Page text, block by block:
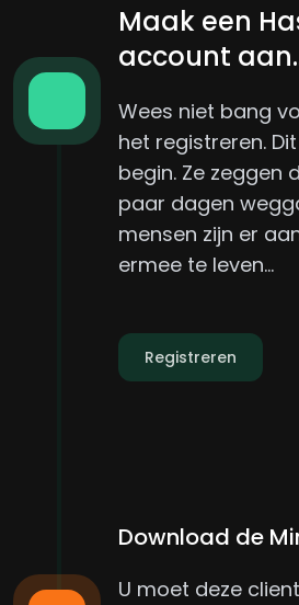
Maak een
account
Wees niet bang
het registreren.
begin. Ze zeggen
paar dagen
mensen zijn er
ermee te leven...
Registreren
Download de
U moet deze